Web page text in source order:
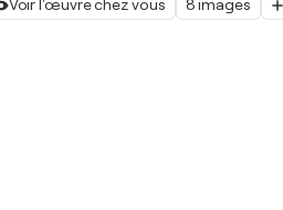
Voir l'œuvre chez vous 8 images